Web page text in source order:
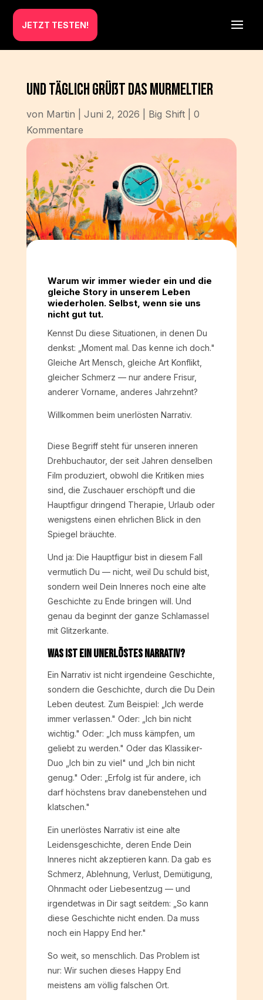
JETZT TESTEN!
Und täglich grüßt das Murmeltier
von Martin Juni 2, 2026 Big Shift| 0
Kommentare
Warum wir immer wieder ein und die
gleiche Story in unserem Leben
wiederholen. Selbst, wenn sie uns
nicht gut tut.
Kennst Du diese Situationen, in denen Du
denkst: „Moment mal. Das kenne ich doch."
Gleiche Art Mensch, gleiche Art Konflikt,
gleicher Schmerz — nur andere Frisur,
anderer Vorname, anderes Jahrzehnt?
Willkommen beim unerlösten Narrativ.
Diese Begriff steht für unseren inneren
Drehbuchautor, der seit Jahren denselben
Film produziert, obwohl die Kritiken mies
sind, die Zuschauer erschöpft und die
Hauptfigur dringend Therapie, Urlaub oder
wenigstens einen ehrlichen Blick in den
Spiegel bräuchte.
Und ja: Die Hauptfigur bist in diesem Fall
vermutlich Du — nicht, weil Du schuld bist,
sondern weil Dein Inneres noch eine alte
Geschichte zu Ende bringen will. Und
genau da beginnt der ganze Schlamassel
mit Glitzerkante.
Was ist ein unerlöstes Narrativ?
Ein Narrativ ist nicht irgendeine Geschichte,
sondern die Geschichte, durch die Du Dein
Leben deutest. Zum Beispiel: „Ich werde
immer verlassen." Oder: „Ich bin nicht
wichtig." Oder: „Ich muss kämpfen, um
geliebt zu werden." Oder das Klassiker-
Duo „Ich bin zu viel" und „Ich bin nicht
genug." Oder: „Erfolg ist für andere, ich
darf höchstens brav danebenstehen und
klatschen."
Ein unerlöstes Narrativ ist eine alte
Leidensgeschichte, deren Ende Dein
Inneres nicht akzeptieren kann. Da gab es
Schmerz, Ablehnung, Verlust, Demütigung,
Ohnmacht oder Liebesentzug — und
irgendetwas in Dir sagt seitdem: „So kann
diese Geschichte nicht enden. Da muss
noch ein Happy End her."
So weit, so menschlich. Das Problem ist
nur: Wir suchen dieses Happy End
meistens am völlig falschen Ort.